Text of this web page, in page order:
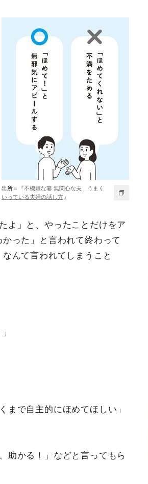
出所＝『不機嫌な妻 無関心な夫 うまく
いっている夫婦の話し方 』
よ」と、やったことだけをア
った」と言われて終わって
んて言われてしまうこと
まで自主的にほめてほしい」
助かる！」などと言ってもら